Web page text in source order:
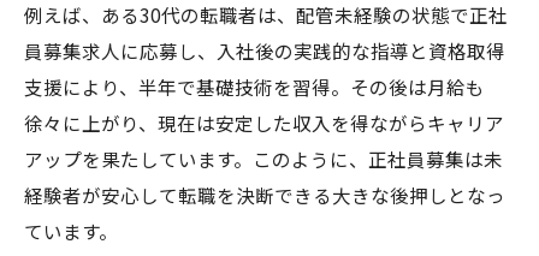
例えば、ある30代の転職者は、配管未経験の状態で正社
員募集求人に応募し、入社後の実践的な指導と資格取得
支援により、半年で基礎技術を習得。その後は月給も
徐々に上がり、現在は安定した収入を得ながらキャリア
アップを果たしています。このように、正社員募集は未
経験者が安心して転職を決断できる大きな後押しとなっ
ています。